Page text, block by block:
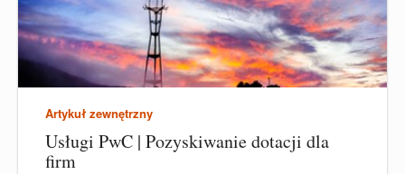
Artykuł zewnętrzny
Usługi PwC | Pozyskiwanie dotacji dla
firm